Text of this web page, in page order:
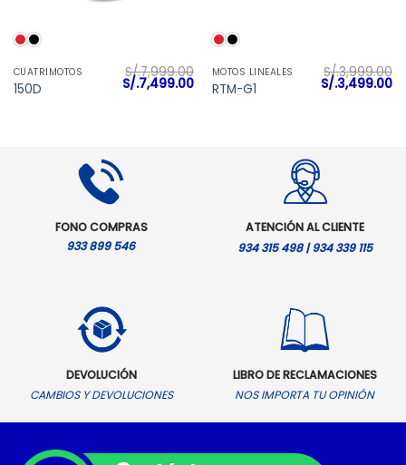
CUATRIMOTOS
150D
S/.7,999.00
El
precio
S/.7,499.00El
precio
MOTOS LINEALES
RTM-G1
S/.3,999.00
El
precio
S/.3,499.00El
FONO COMPRAS
933 899 546
ATENCIÓN AL CLIENTE
934 315 498 | 934 339 115
DEVOLUCIÓN
CAMBIOS Y DEVOLUCIONES
LIBRO DE RECLAMACIONES
NOS IMPORTA TU OPINIÓN